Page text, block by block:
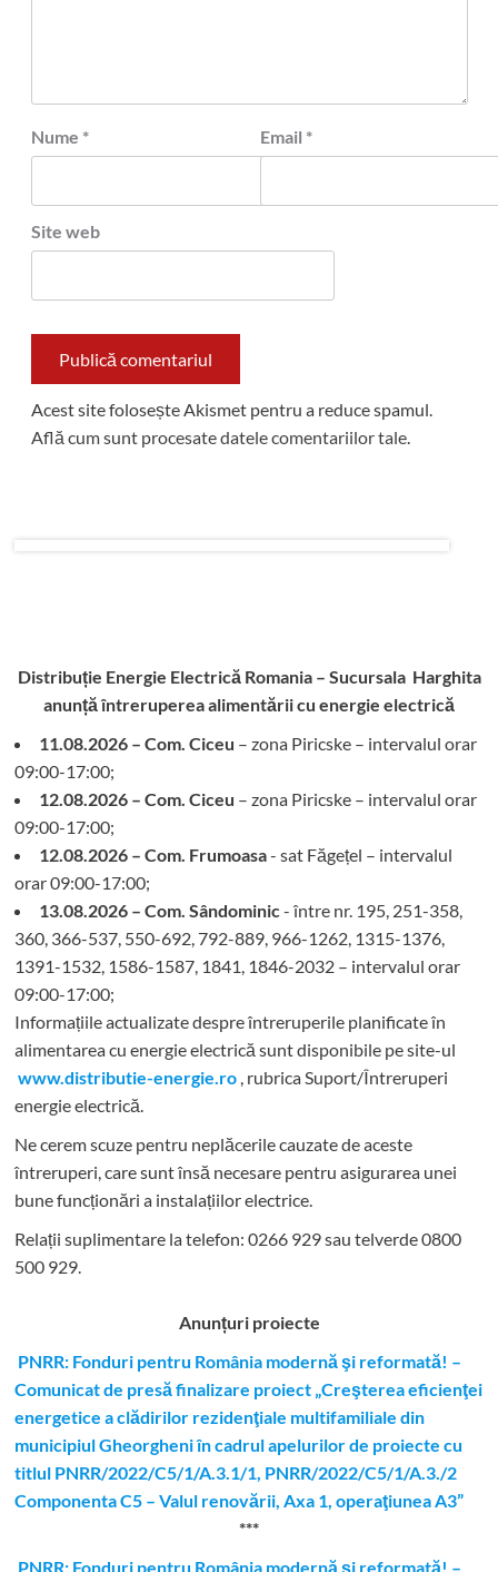
Nume * Email *
Site web
Acest site folosește Akismet pentru a reduce spamul.
Află cum sunt procesate datele comentariilor tale.
Distribuție Energie Electrică Romania – Sucursala Harghita
anunță întreruperea alimentării cu energie electrică
11.08.2026 – Com. Ciceu – zona Piricske – intervalul orar
09:00-17:00;
12.08.2026 – Com. Ciceu – zona Piricske – intervalul orar
09:00-17:00;
12.08.2026 – Com. Frumoasa- sat Făgețel – intervalul
orar 09:00-17:00;
13.08.2026 – Com. Sândominic- între nr. 195, 251-358,
360, 366-537, 550-692, 792-889, 966-1262, 1315-1376,
1391-1532, 1586-1587, 1841, 1846-2032 – intervalul orar
09:00-17:00;
Informațiile actualizate despre întreruperile planificate în
alimentarea cu energie electrică sunt disponibile pe site-ul
www.distributie-energie.ro , rubrica Suport/Întreruperi
energie electrică.
Ne cerem scuze pentru neplăcerile cauzate de aceste
întreruperi, care sunt însă necesare pentru asigurarea unei
bune funcționări a instalațiilor electrice.
Relații suplimentare la telefon: 0266 929 sau telverde 0800
500 929.
Anunțuri proiecte
PNRR: Fonduri pentru România modernă şi reformată! –
Comunicat de presă finalizare proiect „Creşterea eficienţei
energetice a clădirilor rezidenţiale multifamiliale din
municipiul Gheorgheni în cadrul apelurilor de proiecte cu
titlul PNRR/2022/C5/1/A.3.1/1, PNRR/2022/C5/1/A.3./2
Componenta C5 – Valul renovării, Axa 1, operaţiunea A3”
***
PNRR: Fonduri pentru România modernă și reformată! –